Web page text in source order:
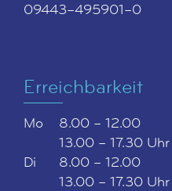
09443–495901–0
Erreichbarkeit
Mo
8.00 – 12.00
13.00 – 17.30 Uhr
Di
8.00 – 12.00
13.00 – 17.30 Uhr